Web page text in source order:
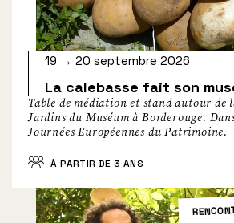
La calebasse fait son
19 → 20 septembre 2026
Table de médiation et stand autour de
Jardins du Muséum à Borderouge.
Journées Européennes du Patrimoine.
À PARTIR DE 3 ANS